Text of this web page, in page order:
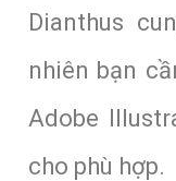
Dianthus
nhiên bạn
Adobe
cho phù hợp.